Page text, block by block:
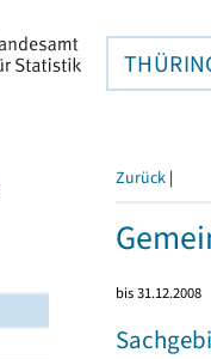
Zurück |
bis 31.12.2008